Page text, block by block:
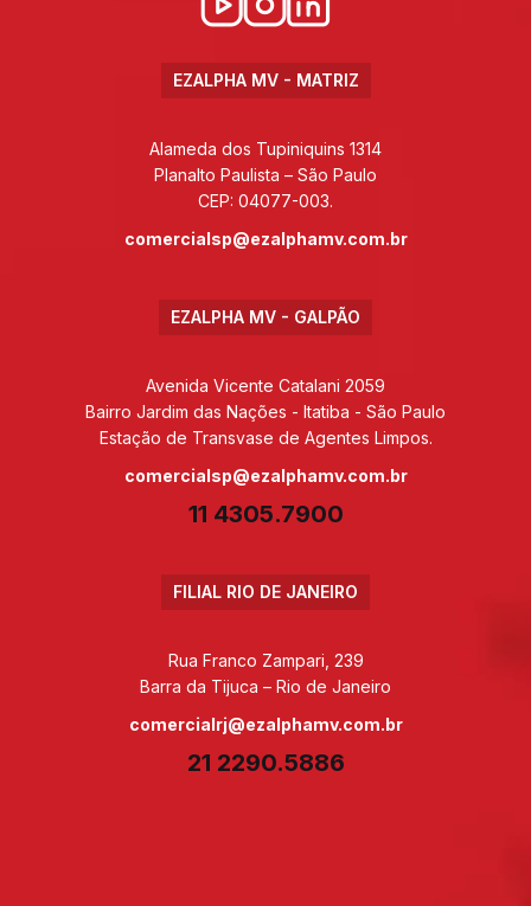
EZALPHA MV - MATRIZ
Alameda dos Tupiniquins 1314
Planalto Paulista – São Paulo
CEP: 04077-003.
comercialsp@ezalphamv.com.br
EZALPHA MV - GALPÃO
Avenida Vicente Catalani 2059
Bairro Jardim das Nações - Itatiba - São Paulo
Estação de Transvase de Agentes Limpos.
comercialsp@ezalphamv.com.br
11 4305.7900
FILIAL RIO DE JANEIRO
Rua Franco Zampari, 239
Barra da Tijuca – Rio de Janeiro
comercialrj@ezalphamv.com.br
21 2290.5886